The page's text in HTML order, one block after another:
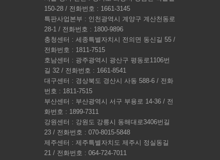
150-28 / 전화번호 : 1661-3145
특판사업본부 : 인천광역시 계양구 계산천동로
28-1 / 전화번호 : 1800-9896
충청센터 : 세종특별자치시 전의면 동신길 55 /
전화번호 : 1811-7515
호남센터 : 광주광역시 광산구 평동로1106번
길 32 / 전화번호 : 1661-8541
대구센터 : 경상북도 경산시 사동 588-6 / 전화
번호 : 1811-7515
부산센터 : 부산광역시 서구 부용로 14-36 / 전
화번호 : 1899-7311
강원센터 : 강원도 강릉시 동해대로3406번길
23 / 전화번호 : 070-8015-5848
제주센터 : 제주특별자치도 제주시 정실동길
21 / 전화번호 : 064-724-7011